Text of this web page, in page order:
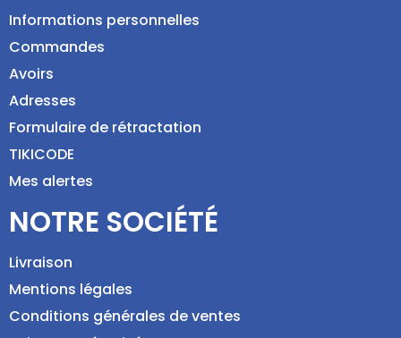
Informations personnelles
Commandes
Avoirs
Adresses
Formulaire de rétractation
TIKICODE
Mes alertes
NOTRE SOCIÉTÉ
Livraison
Mentions légales
Conditions générales de ventes